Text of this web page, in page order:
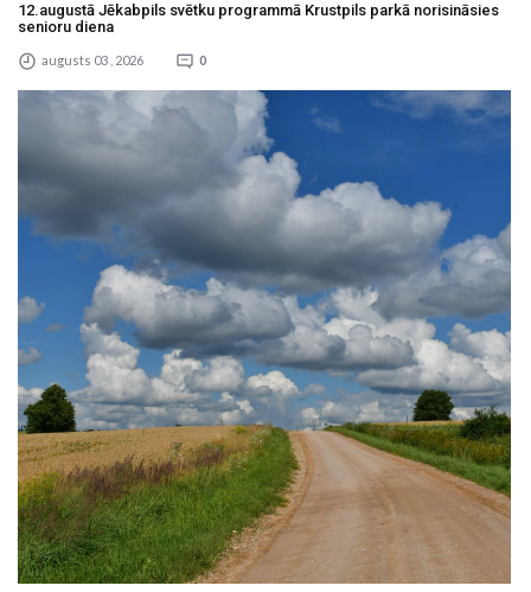
12.augustā Jēkabpils svētku programmā Krustpils parkā norisināsies
senioru diena
augusts 03 , 2026 0